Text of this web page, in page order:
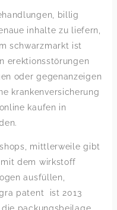
billig
inhalte zu liefern,
schwarzmarkt ist
erektionsstörungen
oder gegenanzeigen
krankenversicherung
kaufen in
mittlerweile gibt
dem wirkstoff
ausfüllen,
patent ist 2013